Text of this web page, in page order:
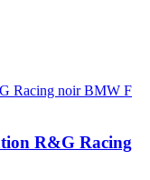
R&G Racing